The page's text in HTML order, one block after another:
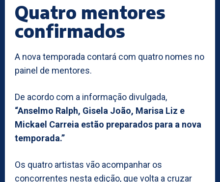
Quatro mentores
confirmados
A nova temporada contará com quatro nomes no
painel de mentores.
De acordo com a informação divulgada,
“Anselmo Ralph, Gisela João, Marisa Liz e
Mickael Carreia estão preparados para a nova
temporada.”
Os quatro artistas vão acompanhar os
concorrentes nesta edição, que volta a cruzar